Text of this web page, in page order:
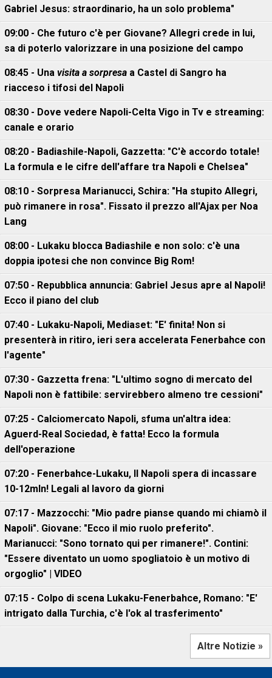
Gabriel Jesus: straordinario, ha un solo problema"
09:00 - Che futuro c'è per Giovane? Allegri crede in lui,
sa di poterlo valorizzare in una posizione del campo
08:45 - Una visita a sorpresa a Castel di Sangro ha
riacceso i tifosi del Napoli
08:30 - Dove vedere Napoli-Celta Vigo in Tv e streaming:
canale e orario
08:20 - Badiashile-Napoli, Gazzetta: "C'è accordo totale!
La formula e le cifre dell'affare tra Napoli e Chelsea"
08:10 - Sorpresa Marianucci, Schira: "Ha stupito Allegri,
può rimanere in rosa". Fissato il prezzo all'Ajax per Noa
Lang
08:00 - Lukaku blocca Badiashile e non solo: c'è una
doppia ipotesi che non convince Big Rom!
07:50 - Repubblica annuncia: Gabriel Jesus apre al Napoli!
Ecco il piano del club
07:40 - Lukaku-Napoli, Mediaset: "E' finita! Non si
presenterà in ritiro, ieri sera accelerata Fenerbahce con
l'agente"
07:30 - Gazzetta frena: "L'ultimo sogno di mercato del
Napoli non è fattibile: servirebbero almeno tre cessioni"
07:25 - Calciomercato Napoli, sfuma un'altra idea:
Aguerd-Real Sociedad, è fatta! Ecco la formula
dell'operazione
07:20 - Fenerbahce-Lukaku, ll Napoli spera di incassare
10-12mln! Legali al lavoro da giorni
07:17 - Mazzocchi: "Mio padre pianse quando mi chiamò il
Napoli". Giovane: "Ecco il mio ruolo preferito".
Marianucci: "Sono tornato qui per rimanere!". Contini:
"Essere diventato un uomo spogliatoio è un motivo di
orgoglio" | VIDEO
07:15 - Colpo di scena Lukaku-Fenerbahce, Romano: "E'
intrigato dalla Turchia, c'è l'ok al trasferimento"
Altre Notizie »